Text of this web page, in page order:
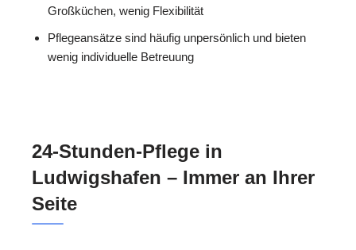
Großküchen, wenig Flexibilität
Pflegeansätze sind häufig unpersönlich und bieten
wenig individuelle Betreuung
24-Stunden-Pflege in
Ludwigshafen – Immer an Ihrer
Seite